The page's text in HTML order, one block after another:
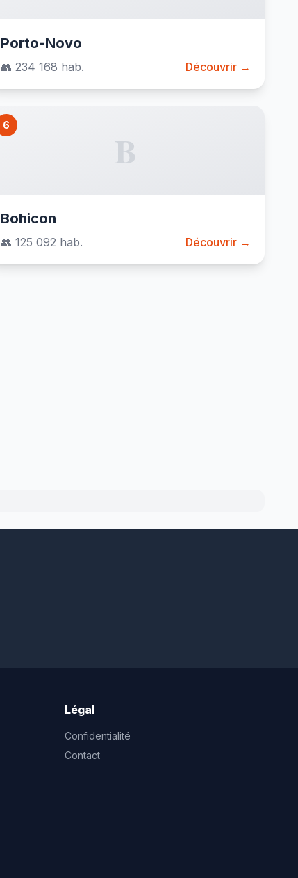
Porto-Novo
👥 234 168 hab. Découvrir →
6
B
Bohicon
👥 125 092 hab. Découvrir →
Légal
Confidentialité
Contact